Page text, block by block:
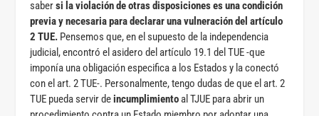
sabersi la violación de otras disposiciones es una condición
previa y necesaria para declarar una vulneración del artículo
2 TUE. Pensemos que, en el supuesto de la independencia
judicial, encontró el asidero del artículo 19.1 del TUE -que
imponía una obligación especifica a los Estados y la conectó
con el art. 2 TUE-. Personalmente, tengo dudas de que el art. 2
TUE pueda servir deincumplimientoal TJUE para abrir un